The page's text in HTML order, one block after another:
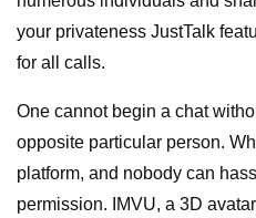
your privateness JustTalk
for all calls.
One cannot begin a chat
opposite particular person.
platform, and nobody can
permission. IMVU, a 3D